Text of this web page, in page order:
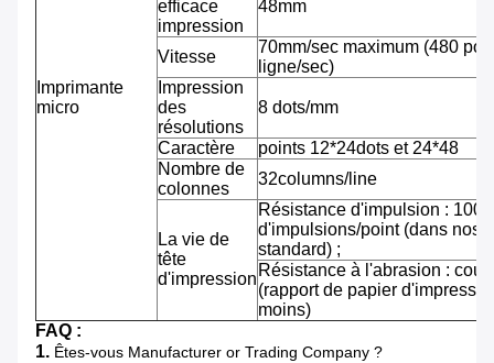
Imprimante
micro
efficace
impression
48mm
Vitesse
70mm/sec maximum (480
ligne/sec)
Impression
des
résolutions
8 dots/mm
Caractère
points 12*24dots et 24*48
Nombre de
colonnes
32columns/line
La vie de
tête
d'impression
Résistance d'impulsion : 100
d'impulsions/point (dans nos
standard) ;
Résistance à l'abrasion :
(rapport de papier
moins)
FAQ :
1. Êtes-vous Manufacturer or Trading Company ?